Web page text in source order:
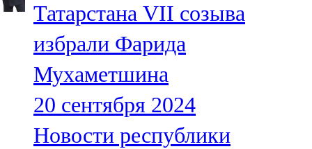
Татарстана VII созыва
избрали Фарида
Мухаметшина
20 сентября 2024
Новости республики